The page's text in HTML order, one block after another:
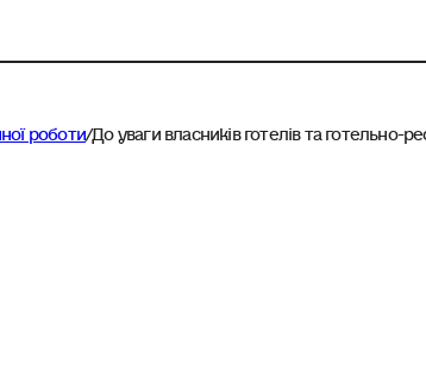
роботи/До уваги власників готелів та готельно-